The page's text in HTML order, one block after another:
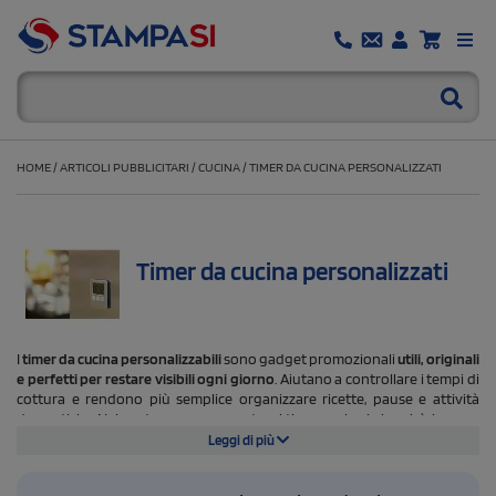
HOME /ARTICOLI PUBBLICITARI /CUCINA /TIMER DA CUCINA PERSONALIZZATI
Timer da cucina personalizzati
Itimer da cucina personalizzabilisono gadget promozionaliutili, originali
e perfetti per restare visibili ogni giorno . Aiutano a controllare i tempi di
cottura e rendono più semplice organizzare ricette, pause e attività
domestiche. Nel nostro e-commerce trovi timer cucina in bambù, legno e
plastica, disponibili in diversi modelli da personalizzare con logo o
Leggi di più